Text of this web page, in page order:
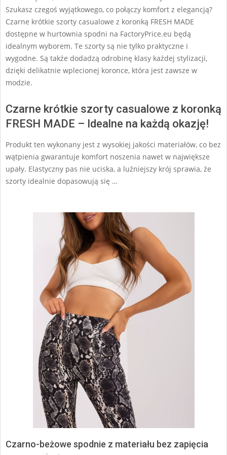
Szukasz czegoś wyjątkowego, co połączy komfort z elegancją?
Czarne krótkie szorty casualowe z koronką FRESH MADE
dostępne w hurtownia spodni na FactoryPrice.eu będą
idealnym wyborem. Te szorty są nie tylko praktyczne i
wygodne. Są także dodadzą odrobinę klasy każdej stylizacji,
dzięki delikatnie wplecionej koronce, która jest zawsze w
modzie.
Czarne krótkie szorty casualowe z koronką
FRESH MADE – Idealne na każdą okazję!
Produkt ten wykonany jest z wysokiej jakości materiałów, co bez
wątpienia gwarantuje komfort noszenia nawet w największe
upały. Elastyczny pas nie uciska, a luźniejszy krój sprawia, że
szorty idealnie dopasowują się …
Czarno-beżowe spodnie z materiału bez zapięcia